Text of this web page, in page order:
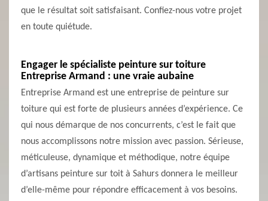
que le résultat soit satisfaisant. Confiez-nous votre projet
en toute quiétude.
Engager le spécialiste peinture sur toiture
Entreprise Armand : une vraie aubaine
Entreprise Armand est une entreprise de peinture sur
toiture qui est forte de plusieurs années d’expérience. Ce
qui nous démarque de nos concurrents, c’est le fait que
nous accomplissons notre mission avec passion. Sérieuse,
méticuleuse, dynamique et méthodique, notre équipe
d’artisans peinture sur toit à Sahurs donnera le meilleur
d’elle-même pour répondre efficacement à vos besoins.